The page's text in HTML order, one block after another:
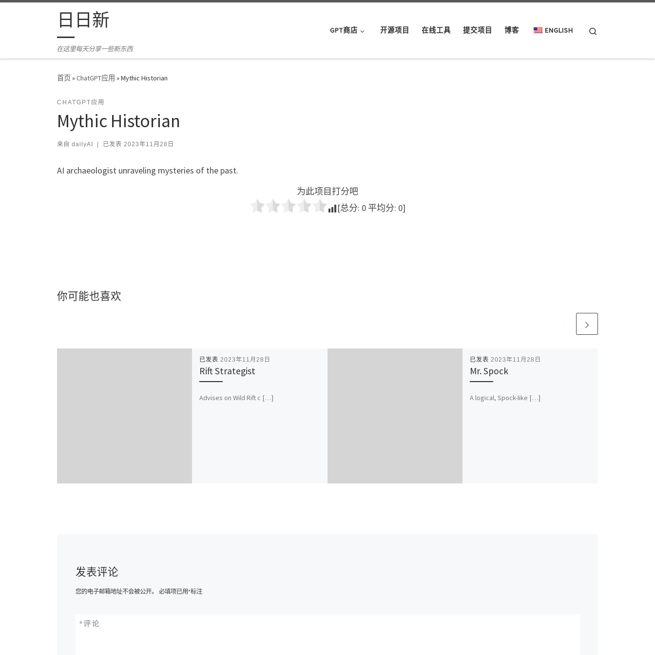
Skip to content日日新
在这里每天分享一些新东西
GPT商店 开源项目 在线工具 提交项目 博客 ENGLISH
首页»ChatGPT应用 »Mythic Historian
CHATGPT应用
Mythic Historian
来自 dailyAI 已发表 2023年11月28日
AI archaeologist unraveling mysteries of the past.
为此项目打分吧
[总分: 0 平均分: 0]
你可能也喜欢
已发表 2023年11月28日
Rift Strategist
Advises on Wild Rift c […]
已发表 2023年11月28日
Mr. Spock
A logical, Spock-like […]
发表评论
您的电子邮箱地址不会被公开。 必填项已用*标注
评论
*